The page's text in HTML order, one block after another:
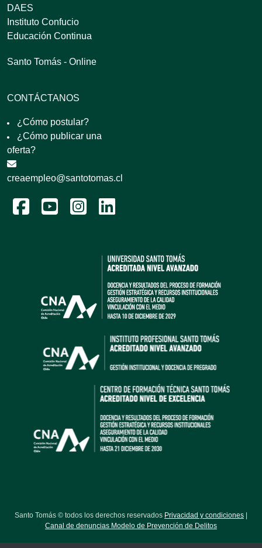
DAES
Instituto Confucio
Educación Continua
Santo Tomás - Online
CONTÁCTANOS
¿Cómo postular?
¿Cómo publicar una
oferta?
creaempleo@santotomas.cl
Santo Tomás © todos los derechos reservados Privacidad y condiciones
Canal de denuncias Modelo de Prevención de Delitos